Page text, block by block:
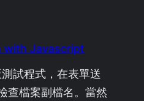
with Javascript
試程式，在表單送
查檔案副檔名。當然